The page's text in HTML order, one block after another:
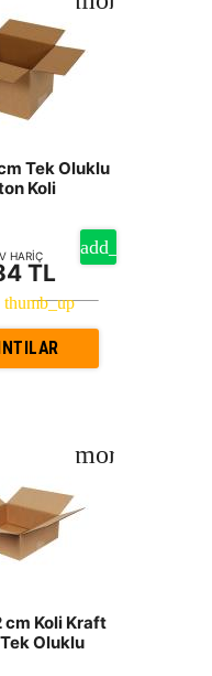
Tek Oluklu
Koli
HARİÇ
TL
Koli Kraft
Oluklu